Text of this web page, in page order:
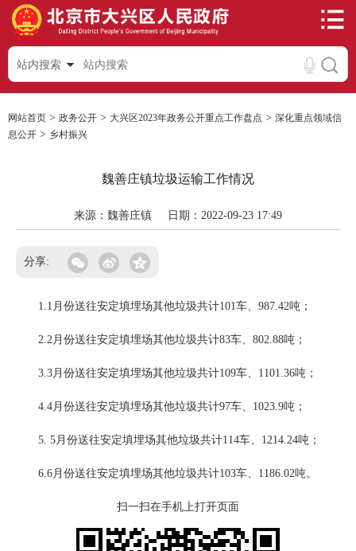
站内搜索
网站首页 > 政务公开 > 大兴区2023年政务公开重点工作盘点 > 深化重点领域信
息公开 > 乡村振兴
魏善庄镇垃圾运输工作情况
来源：魏善庄镇 日期：2022-09-23 17:49
分享:
1.1月份送往安定填埋场其他垃圾共计101车、987.42吨；
2.2月份送往安定填埋场其他垃圾共计83车、802.88吨；
3.3月份送往安定填埋场其他垃圾共计109车、1101.36吨；
4.4月份送往安定填埋场其他垃圾共计97车、1023.9吨；
5. 5月份送往安定填埋场其他垃圾共计114车、1214.24吨；
6.6月份送往安定填埋场其他垃圾共计103车、1186.02吨。
扫一扫在手机上打开页面